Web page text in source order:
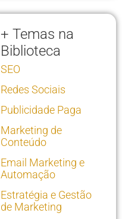
+ Temas na
Biblioteca
SEO
Redes Sociais
Publicidade Paga
Marketing de
Conteúdo
Email Marketing e
Automação
Estratégia e Gestão
de Marketing